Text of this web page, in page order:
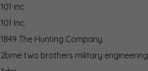
101 inc
101 Inc.
1849 The Hunting Company
2bme two brothers military engineering